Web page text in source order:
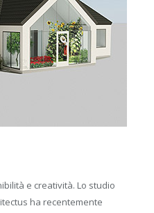
e creatività. Lo studio
ha recentemente